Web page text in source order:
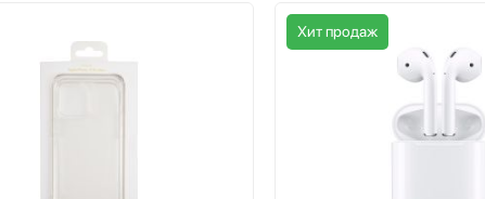
Хит продаж